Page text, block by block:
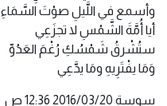
وأسمع في اللَّيلِ صوْتَ السَّمَاءِ
أيا أُمَّةَ الشَّمْسِ لا تجزَعِي
ستُشْرقُ شَمْسُكِ رُغْمَ العَدُوِّ
وَمَا يفْتَرِيهِ ومَا يدَّعِي
سوسة ‏20‏/03‏/2016‏ 12:36 ص